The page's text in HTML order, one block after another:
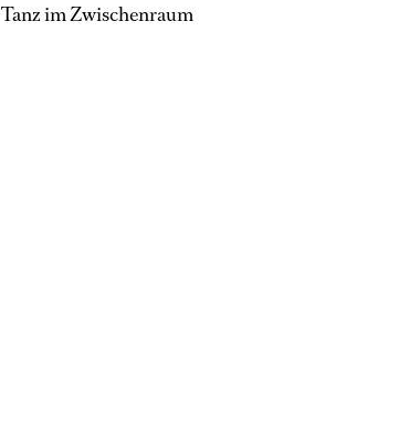
Tanz im Zwischenraum